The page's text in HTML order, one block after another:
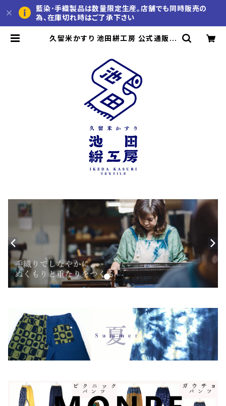
藍染･手織製品は数量限定生産。店舗でも同時販売の
為、在庫切れ時はご了承下さい
久留米かすり 池田絣工房 公式通販サ